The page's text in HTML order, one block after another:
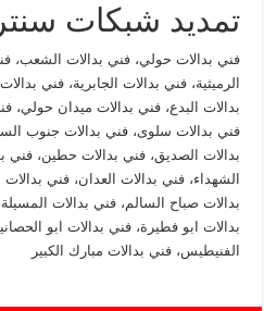
تمديد شبكات
فني بدالات حولي، فني بدالات الشعب،
الرميثية، فني بدالات الجابرية، فني
بدالات البدع، فني بدالات ميدان حولي،
فني بدالات سلوى، فني بدالات جنوب
بدالات الصديق، فني بدالات حطين، فني
الشهداء، فني بدالات العدان، فني
بدالات صباح السالم، فني بدالات
بدالات ابو فطيرة، فني بدالات ابو
الفنيطيس، فني بدالات مبارك الكبير